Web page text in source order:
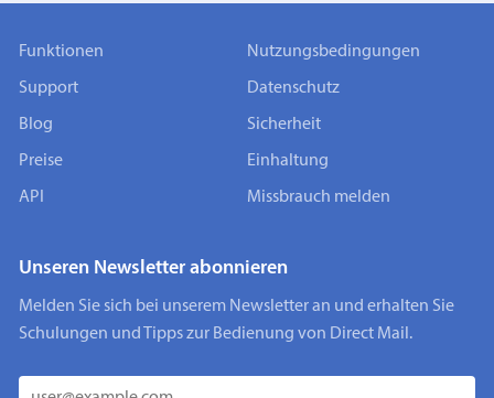
Funktionen
Support
Blog
Preise
API
Nutzungsbedingungen
Datenschutz
Sicherheit
Einhaltung
Missbrauch melden
Unseren Newsletter abonnieren
Melden Sie sich bei unserem Newsletter an und erhalten Sie
Schulungen und Tipps zur Bedienung von Direct Mail.